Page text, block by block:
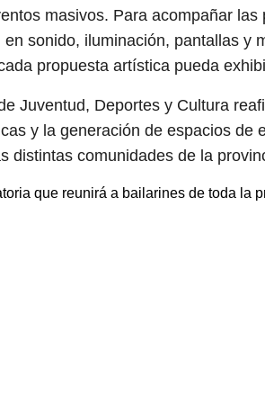
masivos. Para acompañar
sonido, iluminación, pantallas y
propuesta artística pueda
Juventud, Deportes y Cultura
y la generación de espacios de
distintas comunidades de la